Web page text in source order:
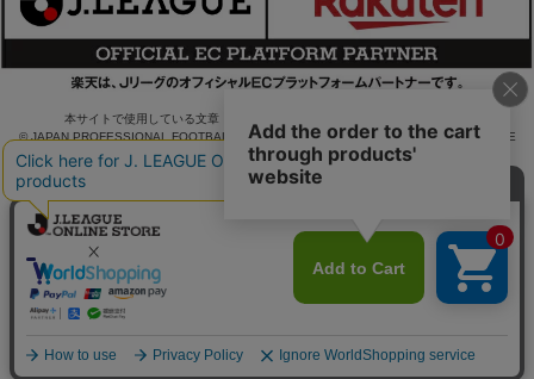
本サイトで使用している文章・画像等の無断での複製・転載を禁止します。
© JAPAN PROFESSIONAL FOOTBALL LEAGUE Rakuten Group, Inc. ALL RIGHTS RE
SERVED.